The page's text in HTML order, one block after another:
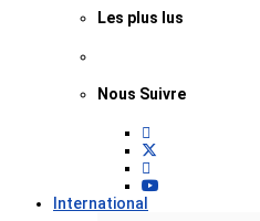
Les plus lus
Nous Suivre
International